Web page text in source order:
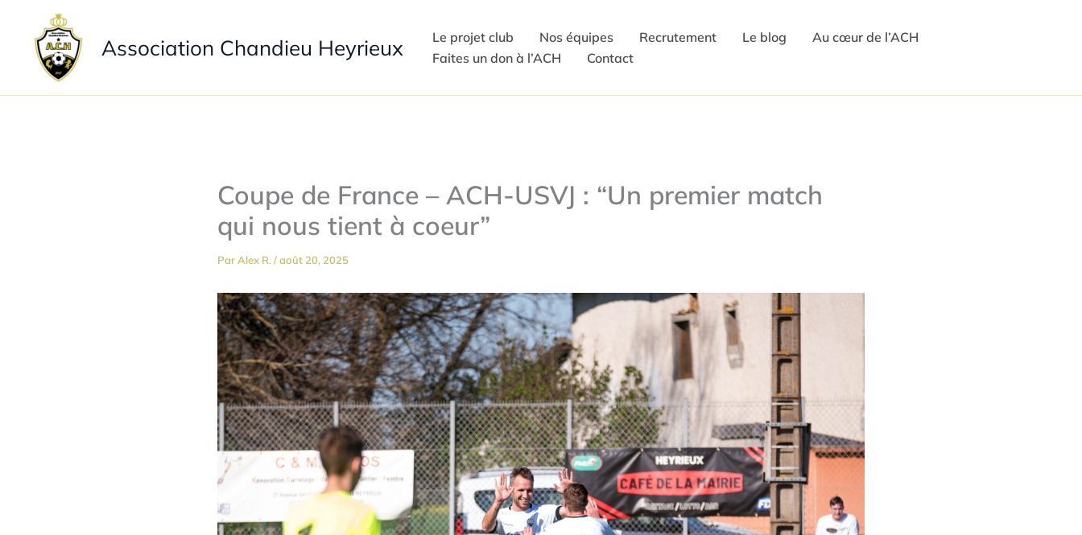
contenu
Association Chandieu Heyrieux Le projet club Nos équipes Recrutement Le blog
Au cœur de l’ACH
Faites un don à l’ACH
Contact
Coupe de France – ACH-USVJ : “Un premier match
qui nous tient à coeur”
ParAlex R./août 20, 2025